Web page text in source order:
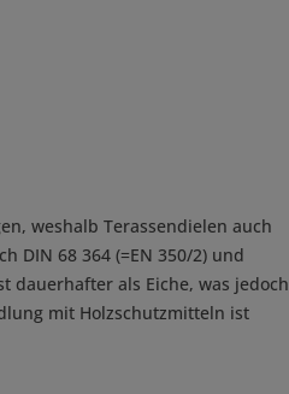
weshalb Terassendielen auch
DIN 68 364 (=EN 350/2) und
dauerhafter als Eiche, was jedoch
mit Holzschutzmitteln ist